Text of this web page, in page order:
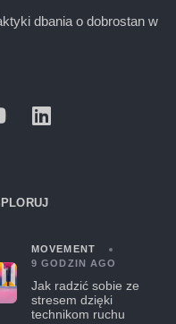
dbania o dobrostan w
MOVEMENT
9 GODZIN AGO
Jak radzić sobie ze
stresem dzięki
technikom ruchu